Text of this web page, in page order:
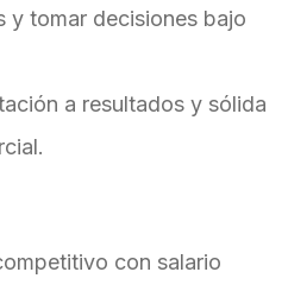
y tomar decisiones bajo
a resultados y sólida
con salario